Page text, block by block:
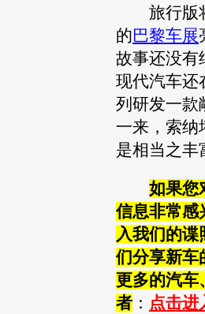
旅行版
的巴黎车展
故事还没有
现代汽车还
列研发一款
一来， 索纳
是相当之丰
如果您
信息非常感
入我们的
们分享新车
更多的汽车
者 ： 点击进